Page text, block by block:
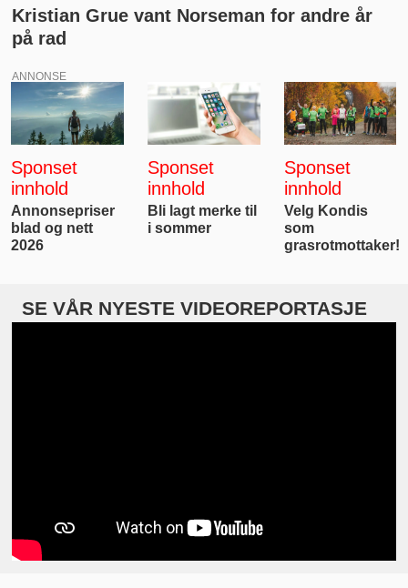
Kristian Grue vant Norseman for andre år
på rad
ANNONSE
Sponset
innhold
Annonsepriser
blad og nett
2026
Sponset
innhold
Bli lagt merke til
i sommer
Sponset
innhold
Velg Kondis
som
grasrotmottaker!
SE VÅR NYESTE VIDEOREPORTASJE